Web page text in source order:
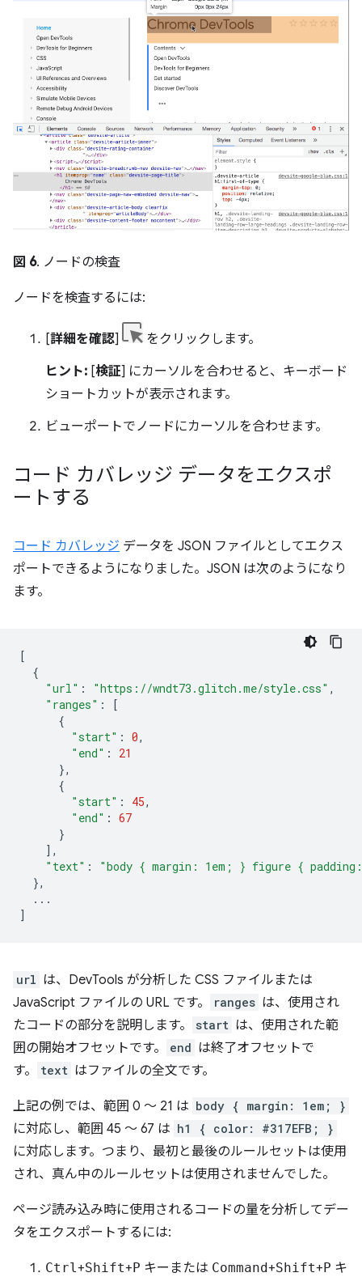
図 6. ノードの検査
ノードを検査するには:
[詳細を確認]
をクリックします。
ヒント: [検証] にカーソルを合わせると、キーボード
ショートカットが表示されます。
ビューポートでノードにカーソルを合わせます。
コード カバレッジ データをエクスポ
ートする
コード カバレッジ データを JSON ファイルとしてエクス
ポートできるようになりました。JSON は次のようになり
ます。
[
{
"url" : "https://wndt73.glitch.me/style.css" ,
"ranges" :
[
{
"start" : 0,
"end" :
21
},
{
"start" : 45,
"end" : 67
}
],
"text" :
"body { margin: 1em; } figure {
},
...
]
url は、DevTools が分析した CSS ファイルまたは
JavaScript ファイルの URL です。
ranges は、使用され
たコードの部分を説明します。
start は、使用された範
囲の開始オフセットです。
end は終了オフセットで
す。
text はファイルの全文です。
上記の例では、範囲 0 ～ 21 は body { margin: 1em; }
に対応し、範囲 45 ～ 67 は h1 { color: #317EFB; }
に対応します。つまり、最初と最後のルールセットは使用
され、真ん中のルールセットは使用されませんでした。
ページ読み込み時に使用されるコードの量を分析してデー
タをエクスポートするには:
Ctrl +Shift+P キーまたは Command+Shift+P キ